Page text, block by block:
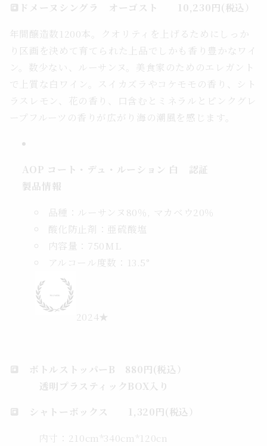
🔳ドメーヌシングラ オーゴスト 10,230円(税込）
年間醸造数1200本。クオリティを上げるためにしっか
り区画を決めて育てられた上品でしかも香り豊かなワイ
ン。数少ない、ルーサンヌ。美食家のためのエレガント
で上質な白ワイン。スイカズラやコケモモの香り、シト
ラスレモン、花の香り、口含むとミネラルとピンクグレ
ープフルーツの香りが広がり海の潮風を感じます。
AOP コート・デュ・ルーション 白 認証
製品情報
品種：ルーサンヌ80％, マカベウ20％
酸化防止剤：亜硫酸塩
内容量：750ML
アルコール度数：13.5°
2024★
🔳 ボトルストッパーB 880円(税込）
透明プラスティックBOX入り
🔳 シャトーボックス 1,320円(税込）
内寸：210cm*340cm*120cn